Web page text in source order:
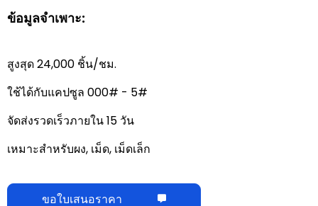
ข้อมูลจำเพาะ:
สูงสุด 24,000 ชิ้น/ชม.
ใช้ได้กับแคปซูล 000# - 5#
จัดส่งรวดเร็วภายใน 15 วัน
เหมาะสำหรับผง, เม็ด, เม็ดเล็ก
ขอใบเสนอราคา